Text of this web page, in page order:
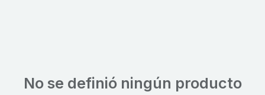
No se definió ningún producto